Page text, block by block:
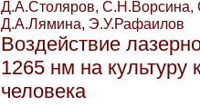
Д.А.Столяров, С.Н.Ворсина,
Д.А.Лямина, Э.У.Рафаилов
Воздействие
1265 нм на культуру
человека